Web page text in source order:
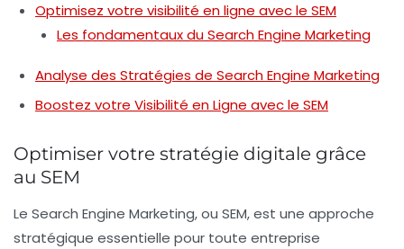
Optimisez votre visibilité en ligne avec le SEM
Les fondamentaux du Search Engine Marketing
Analyse des Stratégies de Search Engine Marketing
Boostez votre Visibilité en Ligne avec le SEM
Optimiser votre stratégie digitale grâce
au SEM
Le Search Engine Marketing, ou SEM, est une approche
stratégique essentielle pour toute entreprise